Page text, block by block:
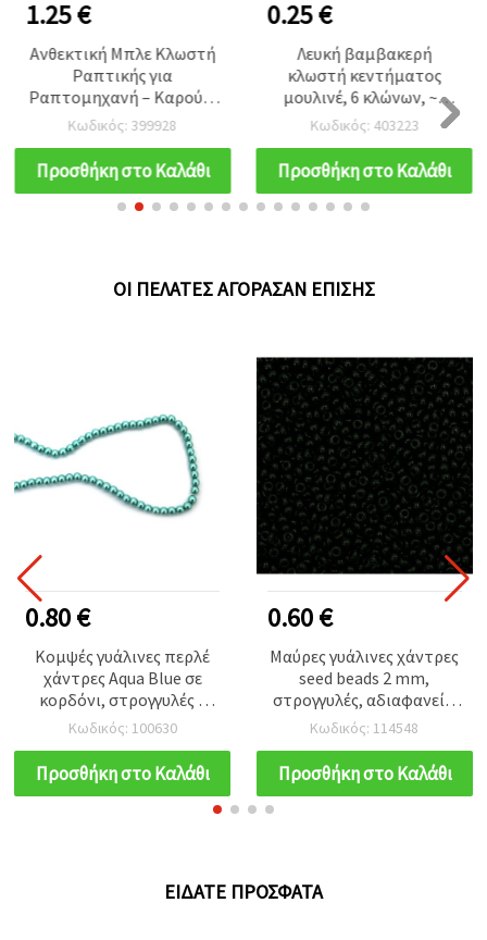
1.25 €
Ανθεκτική Μπλε Κλωστή
Ραπτικής για
Ραπτομηχανή – Καρούλι
5000 μ., 100%
Πολυεστέρας, για
Επαγγελματικά
Αποτελέσματα
Κωδικός: 399928
Προσθήκη στο Καλάθι
0.25 €
Λευκή βαμβακερή
κλωστή κεντήματος
μουλινέ, 6 κλώνων, ~8
μέτρα
Κωδικός: 403223
Προσθήκη στο Καλάθι
ΟΙ ΠΕΛΆΤΕΣ ΑΓΌΡΑΣΑΝ ΕΠΊΣΗΣ
0.80 €
Κομψές γυάλινες περλέ
χάντρες Aqua Blue σε
κορδόνι, στρογγυλές 4
mm, τρύπα 1 mm –
ιδανικές για κοσμήματα,
αξεσουάρ & DIY
χειροτεχνίες, ~80 cm (216
Κωδικός: 100630
Προσθήκη στο Καλάθι
0.60 €
Μαύρες γυάλινες χάντρες
seed beads 2 mm,
στρογγυλές, αδιαφανείς,
τσέχικου τύπου – 15 g
(~2.050 τεμ.) για
κατασκευή κοσμημάτων,
υφαντική με χάντρες &
Κωδικός: 114548
Προσθήκη στο Καλάθι
ΕΊΔΑΤΕ ΠΡΌΣΦΑΤΑ